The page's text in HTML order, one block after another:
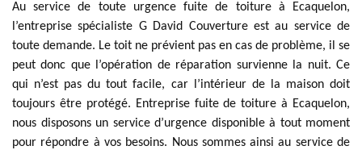
Au service de toute urgence fuite de toiture à Ecaquelon,
l’entreprise spécialiste G David Couverture est au service de
toute demande. Le toit ne prévient pas en cas de problème, il se
peut donc que l’opération de réparation survienne la nuit. Ce
qui n’est pas du tout facile, car l’intérieur de la maison doit
toujours être protégé. Entreprise fuite de toiture à Ecaquelon,
nous disposons un service d’urgence disponible à tout moment
pour répondre à vos besoins. Nous sommes ainsi au service de